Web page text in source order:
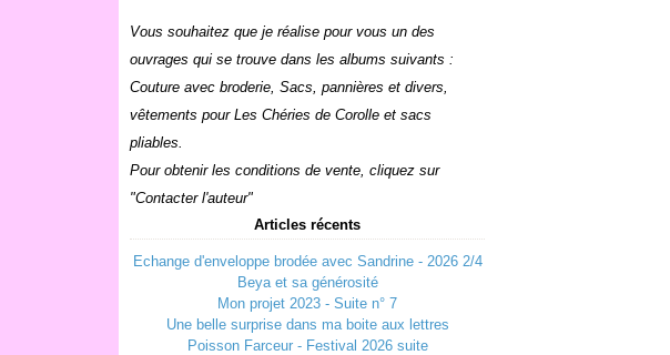
Vous souhaitez que je réalise pour vous un des
ouvrages qui se trouve dans les albums suivants :
Couture avec broderie, Sacs, pannières et divers,
vêtements pour Les Chéries de Corolle et sacs
pliables.
Pour obtenir les conditions de vente, cliquez sur
"Contacter l'auteur"
Articles récents
Echange d'enveloppe brodée avec Sandrine - 2026 2/4
Beya et sa générosité
Mon projet 2023 - Suite n° 7
Une belle surprise dans ma boite aux lettres
Poisson Farceur - Festival 2026 suite